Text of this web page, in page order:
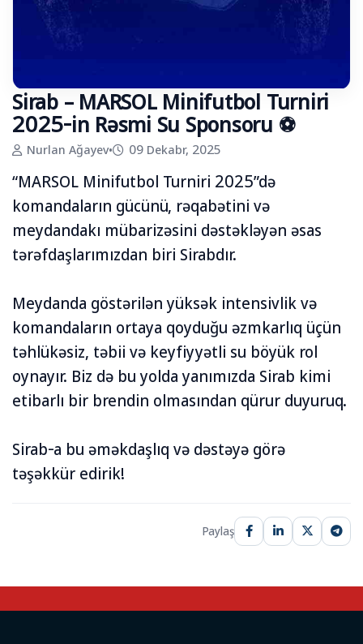
Sirab – MARSOL Minifutbol Turniri
2025-in Rəsmi Su Sponsoru ⚽
Nurlan Ağayev• 09 Dekabr, 2025
“MARSOL Minifutbol Turniri 2025”də
komandaların gücünü, rəqabətini və
meydandakı mübarizəsini dəstəkləyən əsas
tərəfdaşlarımızdan biri Sirabdır.
Meydanda göstərilən yüksək intensivlik və
komandaların ortaya qoyduğu əzmkarlıq üçün
təhlükəsiz, təbii və keyfiyyətli su böyük rol
oynayır. Biz də bu yolda yanımızda Sirab kimi
etibarlı bir brendin olmasından qürur duyuruq.
Sirab-a bu əməkdaşlıq və dəstəyə görə
təşəkkür edirik!
Paylaş